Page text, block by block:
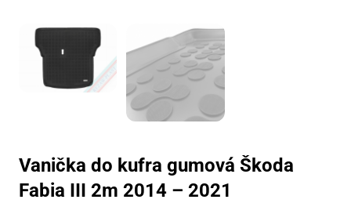
Vanička do kufra gumová Škoda
Fabia III 2m 2014 – 2021